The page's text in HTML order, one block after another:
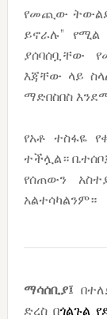
የመጪው
ይኖራሉ” የሚል
ያሰባሰቧቸው
እጃቸው ላይ
ማድበስበስ
የአቶ ተስፋዬ
ተችሏል።
የሰጠውን
አልተሳካልንም።
ማሳሰቢያ፤
ድረስ በጎልጉል